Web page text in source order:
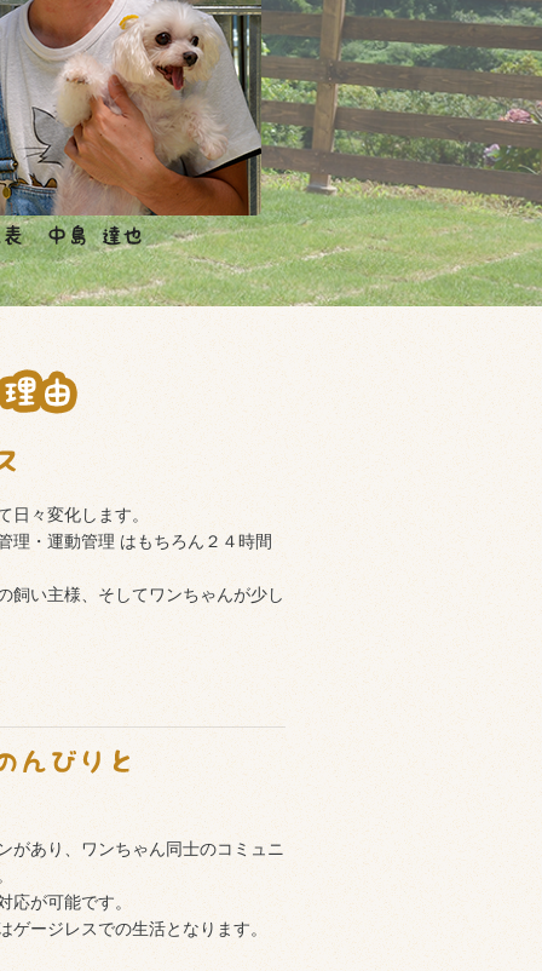
々変化します。
理・運動管理 はもちろん２４時間
飼い主様、そしてワンちゃんが少し
があり、ワンちゃん同士のコミュニ
が可能です。
ージレスでの生活となります。